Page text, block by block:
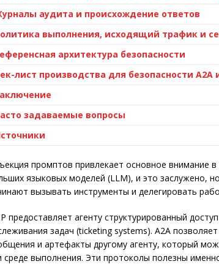
аудита и происхождение ответов
выполнения, исходящий трафик и
архитектура безопасности
лист производства для безопасности A2A
задаваемые вопросы
промптов привлекает основное внимание
языковых моделей (LLM), и это заслужено,
вызывать инструменты и делегировать
предоставляет агенту структурированный
задач (ticketing systems). A2A
и артефакты другому агенту, который
среде выполнения. Эти протоколы полезны